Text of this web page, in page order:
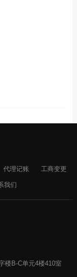
代理记账 工商变更
我们
楼B-C单元4楼410室